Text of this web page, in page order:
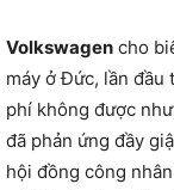
Volkswagen cho
máy ở Đức, lần đầu
phí không được
đã phản ứng đầy
hội đồng công